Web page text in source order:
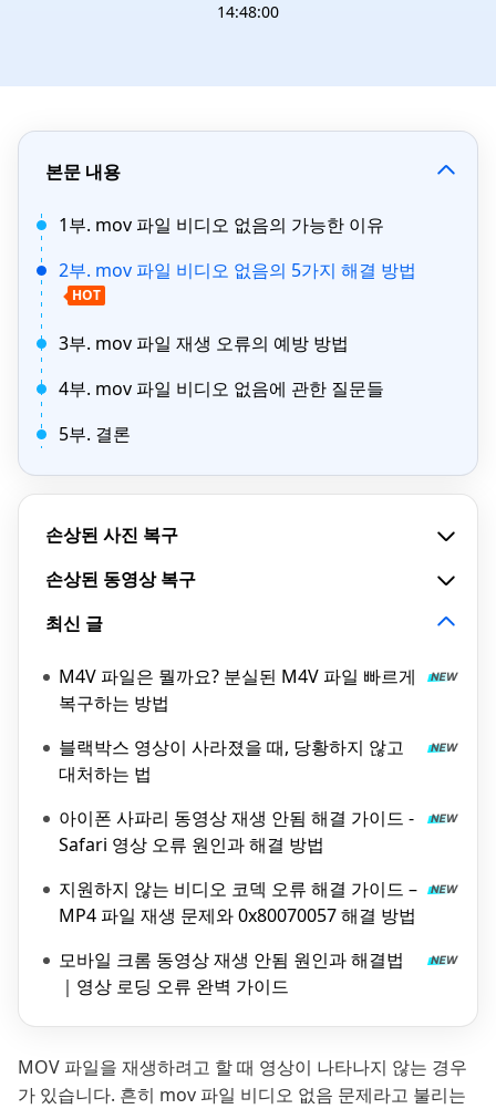
14:48:00
본문 내용
1부. mov 파일 비디오 없음의 가능한 이유
2부. mov 파일 비디오 없음의 5가지 해결 방법
HOT
3부. mov 파일 재생 오류의 예방 방법
4부. mov 파일 비디오 없음에 관한 질문들
5부. 결론
손상된 사진 복구
손상된 동영상 복구
최신 글
M4V 파일은 뭘까요? 분실된 M4V 파일 빠르게
복구하는 방법
블랙박스 영상이 사라졌을 때, 당황하지 않고
대처하는 법
아이폰 사파리 동영상 재생 안됨 해결 가이드 -
Safari 영상 오류 원인과 해결 방법
지원하지 않는 비디오 코덱 오류 해결 가이드 –
MP4 파일 재생 문제와 0x80070057 해결 방법
모바일 크롬 동영상 재생 안됨 원인과 해결법
｜영상 로딩 오류 완벽 가이드
MOV 파일을 재생하려고 할 때 영상이 나타나지 않는 경우
가 있습니다. 흔히 mov 파일 비디오 없음 문제라고 불리는